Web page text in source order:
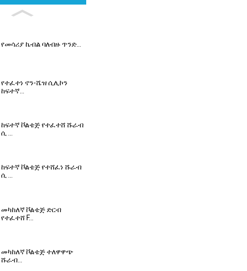
የመሳሪያ ኬብል ባለብዙ ጥንድ...
የተፈተነ ኖን-ሼዝ ሲሊኮን
ከፍተኛ...
ከፍተኛ ቮልቴጅ የተፈተሸ ሹራብ
ሲ ...
ከፍተኛ ቮልቴጅ የተሸፈነ ሹራብ
ሲ ...
መካከለኛ ቮልቴጅ ድርብ
የተፈተሸ F...
መካከለኛ ቮልቴጅ ተለዋዋጭ
ሹራብ...